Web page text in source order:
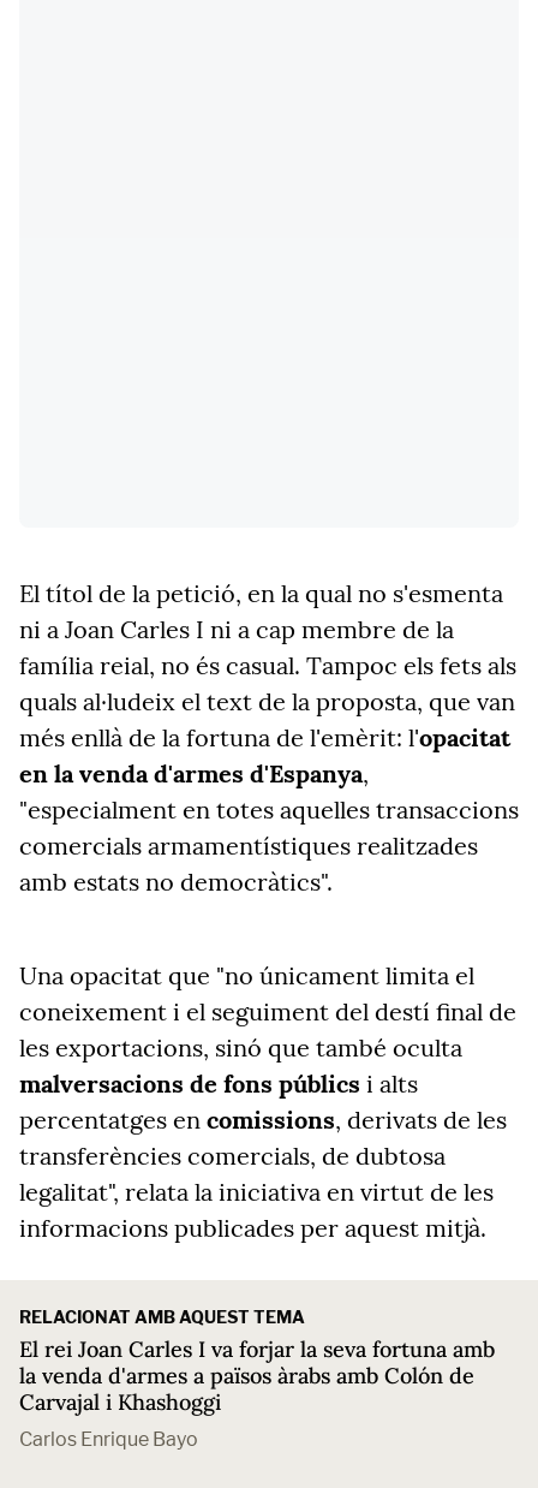
El títol de la petició, en la qual no s'esmenta
ni a Joan Carles I ni a cap membre de la
família reial, no és casual. Tampoc els fets als
quals al·ludeix el text de la proposta, que van
més enllà de la fortuna de l'emèrit: l'opacitat
en la venda d'armes d'Espanya,
"especialment en totes aquelles transaccions
comercials armamentístiques realitzades
amb estats no democràtics".
Una opacitat que "no únicament limita el
coneixement i el seguiment del destí final de
les exportacions, sinó que també oculta
malversacions de fons públics i alts
percentatges en comissions, derivats de les
transferències comercials, de dubtosa
legalitat", relata la iniciativa en virtut de les
informacions publicades per aquest mitjà.
RELACIONAT AMB AQUEST TEMA
El rei Joan Carles I va forjar la seva fortuna amb
la venda d'armes a països àrabs amb Colón de
Carvajal i Khashoggi
Carlos Enrique Bayo